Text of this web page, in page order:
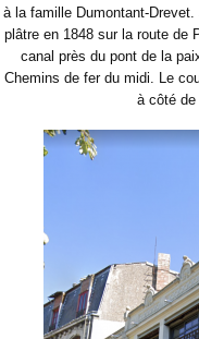
à la famille Dumontant-
plâtre en 1848 sur la route de
canal près du pont de la
Chemins de fer du midi. Le
à côté de